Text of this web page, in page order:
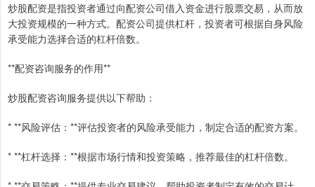
炒股配资是指投资者通过向配资公司借入资金进行股票交易，从而放
大投资规模的一种方式。配资公司提供杠杆，投资者可根据自身风险
承受能力选择合适的杠杆倍数。
**配资咨询服务的作用**
炒股配资咨询服务提供以下帮助：
* **风险评估：**评估投资者的风险承受能力，制定合适的配资方案。
* **杠杆选择：**根据市场行情和投资策略，推荐最佳的杠杆倍数。